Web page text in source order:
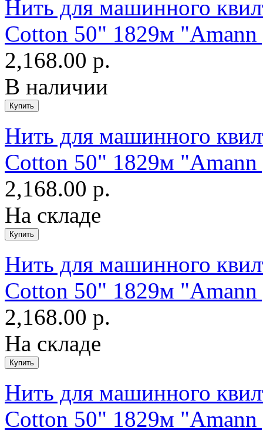
Нить для машинного
Cotton 50" 1829м
2,168.00 р.
В наличии
Нить для машинного
Cotton 50" 1829м
2,168.00 р.
На складе
Нить для машинного
Cotton 50" 1829м
2,168.00 р.
На складе
Нить для машинного
Cotton 50" 1829м